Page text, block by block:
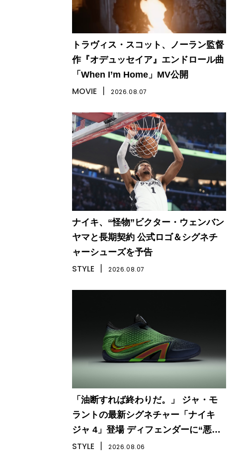
トラヴィス・スコット、ノーラン監督
作『オデュッセイア』エンドロール曲
「When I’m Home」MV公開
MOVIE 2026.08.07
ナイキ、“怪物”ビクター・ウェンバン
ヤマと長期契約 公式ロゴ＆シグネチ
ャーシューズを予告
STYLE 2026.08.07
「油断すれば終わりだ。」 ジャ・モ
ラントの最新シグネチャー「ナイキ
ジャ 4」登場 ディフェンダーに“悪
夢”をもたらす一足
STYLE 2026.08.06